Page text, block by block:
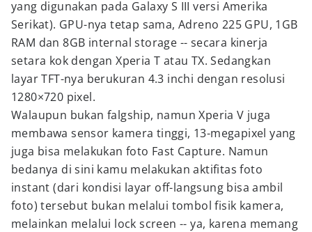
yang digunakan pada Galaxy S III versi Amerika
Serikat). GPU-nya tetap sama, Adreno 225 GPU, 1GB
RAM dan 8GB internal storage -- secara kinerja
setara kok dengan Xperia T atau TX. Sedangkan
layar TFT-nya berukuran 4.3 inchi dengan resolusi
1280×720 pixel.
Walaupun bukan falgship, namun Xperia V juga
membawa sensor kamera tinggi, 13-megapixel yang
juga bisa melakukan foto Fast Capture. Namun
bedanya di sini kamu melakukan aktifitas foto
instant (dari kondisi layar off-langsung bisa ambil
foto) tersebut bukan melalui tombol fisik kamera,
melainkan melalui lock screen -- ya, karena memang